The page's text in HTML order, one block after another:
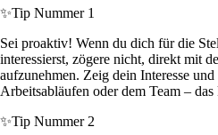
✨Tip Nummer 1
Sei proaktiv! Wenn du dich für die
interessierst, zögere nicht, direkt mit
aufzunehmen. Zeig dein Interesse
Arbeitsabläufen oder dem Team –
✨Tip Nummer 2